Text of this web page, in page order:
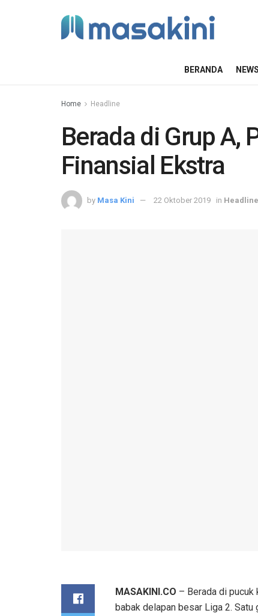
BERANDA NEWS
Home Headline
Berada di Grup A,
Finansial Ekstra
by Masa Kini 22 Oktober 2019 in Headline
MASAKINI.CO – Berada di pucuk
babak delapan besar Liga 2.